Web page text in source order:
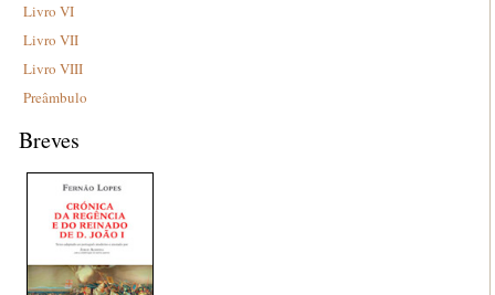
Livro VI
Livro VII
Livro VIII
Preâmbulo
Breves